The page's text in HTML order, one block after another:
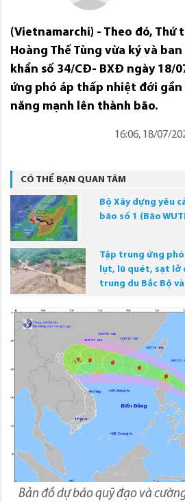
(Vietnamarchi) - Theo đó, Thứ
Hoàng Thế Tùng vừa ký và
khẩn số 34/CĐ- BXĐ ngày 18/
ứng phó áp thấp nhiệt đới
năng mạnh lên thành bão.
16:06, 18/07/
CÓ THỂ BẠN QUAN TÂM
Bộ Xây dựng yêu
bão số 1 (Bão
Tập trung ứng
lụt, lũ quét, sạt lở
trung du Bắc Bộ
Bản đồ dự báo quỹ đạo và